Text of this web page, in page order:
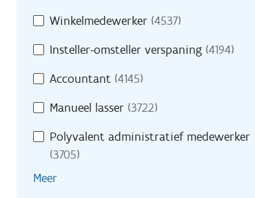
Winkelmedewerker (4537)
Insteller-omsteller verspaning (4194)
Accountant (4145)
Manueel lasser (3722)
Polyvalent administratief medewerker
(3705)
Meer